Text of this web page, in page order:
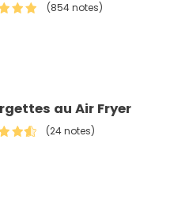
(854 notes)
au Air Fryer
(24 notes)